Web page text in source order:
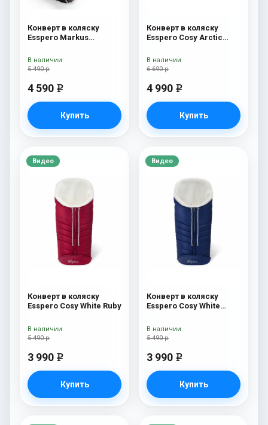
Конверт в коляску
Esspero Markus
шерсть) Chocolat
5 490 р
4 590 e
Купить
В наличии
Конверт в коляску
Esspero Cosy Arctic
6 690 р
4 990 e
Купить
В наличии
Видео
Конверт в коляску
Esspero Cosy White Ruby
5 490 р
3 990 e
Купить
В наличии
Видео
Конверт в коляску
Esspero Cosy White
5 490 р
3 990 e
Купить
В наличии